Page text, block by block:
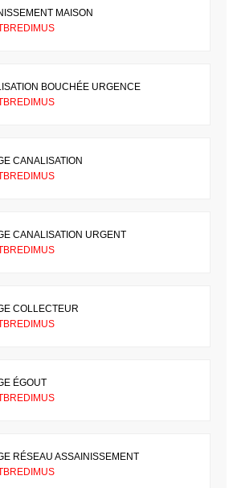
MAISON
BOUCHÉE URGENCE
CANALISATION
CANALISATION URGENT
COLLECTEUR
ÉGOUT
RÉSEAU ASSAINISSEMENT